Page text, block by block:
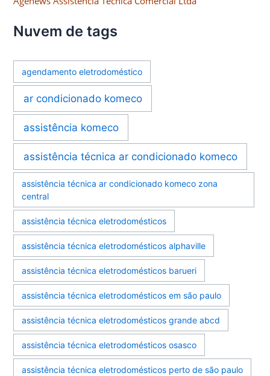
Nuvem de tags
agendamento eletrodoméstico
ar condicionado komeco
assistência komeco
assistência técnica ar condicionado komeco
assistência técnica ar condicionado komeco zona
central
assistência técnica eletrodomésticos
assistência técnica eletrodomésticos alphaville
assistência técnica eletrodomésticos barueri
assistência técnica eletrodomésticos em são paulo
assistência técnica eletrodomésticos grande abcd
assistência técnica eletrodomésticos osasco
assistência técnica eletrodomésticos perto de são paulo